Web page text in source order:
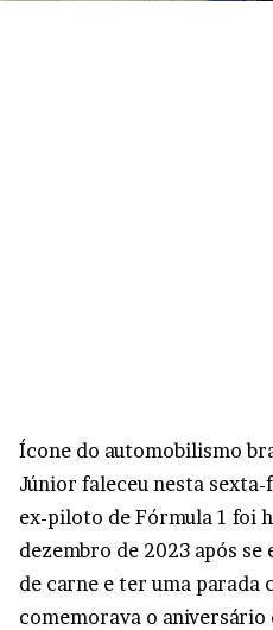
Ícone do automobilismo
Júnior faleceu nesta sexta-
ex-piloto de Fórmula 1 foi
dezembro de 2023 após
de carne e ter uma parada
comemorava o aniversário